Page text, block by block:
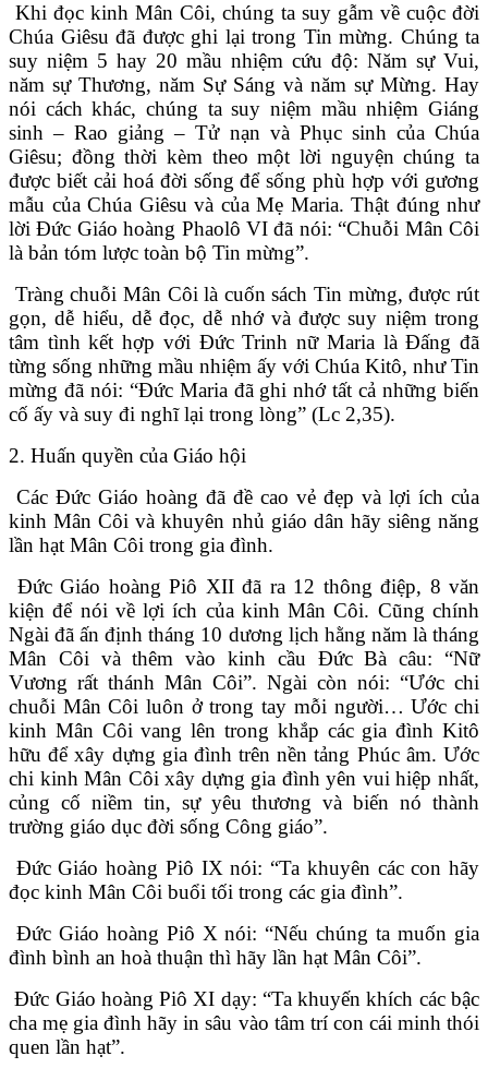
Khi đọc kinh Mân Côi, chúng ta suy gẫm về cuộc đời
Chúa Giêsu đã được ghi lại trong Tin mừng. Chúng ta
suy niệm 5 hay 20 mầu nhiệm cứu độ: Năm sự Vui,
năm sự Thương, năm Sự Sáng và năm sự Mừng. Hay
nói cách khác, chúng ta suy niệm mầu nhiệm Giáng
sinh – Rao giảng – Tử nạn và Phục sinh của Chúa
Giêsu; đồng thời kèm theo một lời nguyện chúng ta
được biết cải hoá đời sống để sống phù hợp với gương
mẫu của Chúa Giêsu và của Mẹ Maria. Thật đúng như
lời Đức Giáo hoàng Phaolô VI đã nói: “Chuỗi Mân Côi
là bản tóm lược toàn bộ Tin mừng”.
Tràng chuỗi Mân Côi là cuốn sách Tin mừng, được rút
gọn, dễ hiểu, dễ đọc, dễ nhớ và được suy niệm trong
tâm tình kết hợp với Đức Trinh nữ Maria là Đấng đã
từng sống những mầu nhiệm ấy với Chúa Kitô, như Tin
mừng đã nói: “Đức Maria đã ghi nhớ tất cả những biến
cố ấy và suy đi nghĩ lại trong lòng” (Lc 2,35).
2. Huấn quyền của Giáo hội
Các Đức Giáo hoàng đã đề cao vẻ đẹp và lợi ích của
kinh Mân Côi và khuyên nhủ giáo dân hãy siêng năng
lần hạt Mân Côi trong gia đình.
Đức Giáo hoàng Piô XII đã ra 12 thông điệp, 8 văn
kiện để nói về lợi ích của kinh Mân Côi. Cũng chính
Ngài đã ấn định tháng 10 dương lịch hằng năm là tháng
Mân Côi và thêm vào kinh cầu Đức Bà câu: “Nữ
Vương rất thánh Mân Côi”. Ngài còn nói: “Ước chi
chuỗi Mân Côi luôn ở trong tay mỗi người… Ước chi
kinh Mân Côi vang lên trong khắp các gia đình Kitô
hữu để xây dựng gia đình trên nền tảng Phúc âm. Ước
chi kinh Mân Côi xây dựng gia đình yên vui hiệp nhất,
củng cố niềm tin, sự yêu thương và biến nó thành
trường giáo dục đời sống Công giáo”.
Đức Giáo hoàng Piô IX nói: “Ta khuyên các con hãy
đọc kinh Mân Côi buổi tối trong các gia đình”.
Đức Giáo hoàng Piô X nói: “Nếu chúng ta muốn gia
đình bình an hoà thuận thì hãy lần hạt Mân Côi”.
Đức Giáo hoàng Piô XI dạy: “Ta khuyến khích các bậc
cha mẹ gia đình hãy in sâu vào tâm trí con cái minh thói
quen lần hạt”.